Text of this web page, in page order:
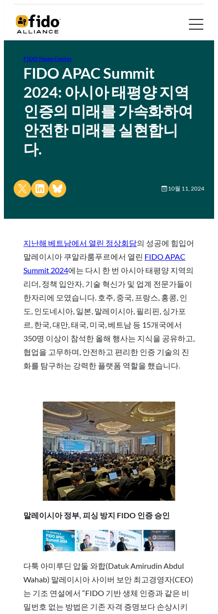
FIDO News Center
FIDO APAC Summit
2024: 아시아 태평양 지역
인증의 미래를 가속화하여
안전한 미래를 실현합니
다.
Share on X Share on LinkedIn
Share on Bluesky 10월 11, 2024
지난해 베트남에서 열린 정상회담의 성공에 힘입어
말레이시아 쿠알라룸푸르에서 열린 FIDO APAC
Summit 2024에는 다시 한 번 아시아 태평양 지역의
리더, 정책 입안자, 기술 혁신가 및 업계 전문가들이
한자리에 모였습니다. 호주, 중국, 프랑스, 홍콩, 인
도, 인도네시아, 일본, 말레이시아, 필리핀, 싱가포
르, 한국, 대만, 태국, 미국, 베트남 등 15개국에서
350명 이상이 참석한 올해 행사는 지식을 공유하고,
협업을 고무하며, 안전하고 편리한 인증 기술의 진
화를 탐구하는 강력한 플랫폼 역할을 했습니다.
말레이시아 정부, 피싱 방지 FIDO 인증 승인
다툭 아미루딘 압둘 와합(Datuk Amirudin Abdul
Wahab) 말레이시아 사이버 보안 최고경영자(CEO)
는 기조 연설에서 “FIDO 기반 생체 인증과 같은 비
밀번호 없는 방법은 기존 자격 증명보다 손상시키